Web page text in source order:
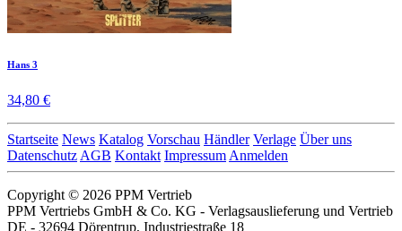
Hans 3
34,80 €
Startseite News Katalog Vorschau Händler Verlage Über uns
Datenschutz AGB Kontakt Impressum Anmelden
Copyright © 2026 PPM Vertrieb
PPM Vertriebs GmbH & Co. KG - Verlagsauslieferung und Vertrieb
DE - 32694 Dörentrup, Industriestraße 18